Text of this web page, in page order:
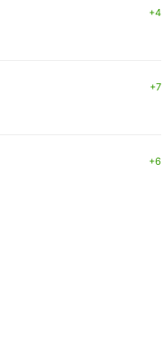
+4
+7
+6